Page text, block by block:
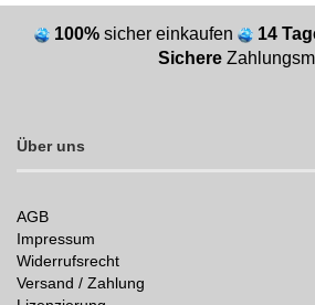
100% sicher einkaufen 14
Sichere
Über uns
AGB
Impressum
Widerrufsrecht
Versand / Zahlung